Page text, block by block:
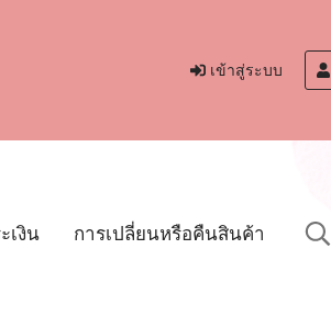
เข้าสู่ระบบ
เงิน การเปลี่ยนหรือคืนสินค้า